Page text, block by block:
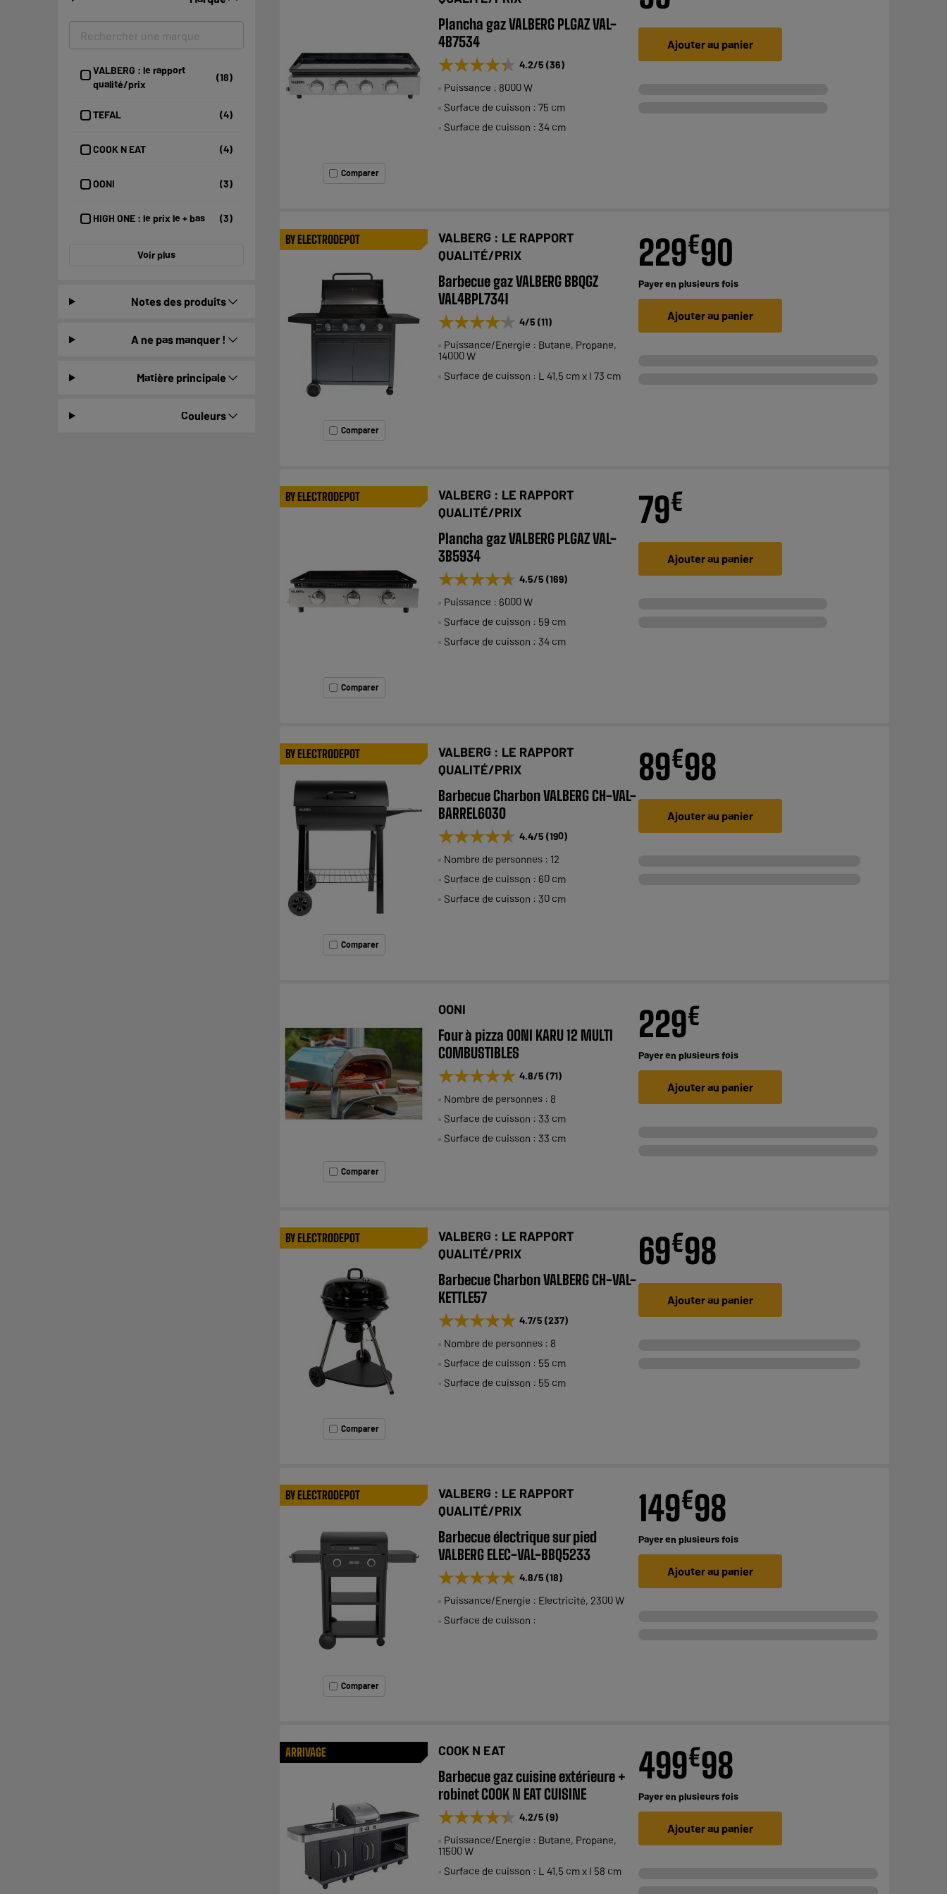
VALBERG : le rapport
qualité/prix
(18)
TEFAL (4)
COOK N EAT (4)
OONI (3)
HIGH ONE : le prix le + bas (3)
Voir plus
Notes des produits
A ne pas manquer !
Matière principale
Couleurs
Comparer
Plancha gaz VALBERG PLGAZ VAL-
4B7534
★★★★★
★★★★★ 4.2/5 (36)
Puissance : 8000 W
Surface de cuisson : 75 cm
Surface de cuisson : 34 cm
Ajouter au panier
BY ELECTRODEPOT
Comparer
VALBERG : LE RAPPORT
QUALITÉ/PRIX
Barbecue gaz VALBERG BBQGZ
VAL4BPL7341
★★★★★
★★★★★ 4/5 (11)
Puissance/Energie : Butane, Propane,
14000 W
Surface de cuisson : L 41,5 cm x I 73 cm
229€90
Payer en plusieurs fois
Ajouter au panier
BY ELECTRODEPOT
Comparer
VALBERG : LE RAPPORT
QUALITÉ/PRIX
Plancha gaz VALBERG PLGAZ VAL-
3B5934
★★★★★
★★★★★ 4.5/5 (169)
Puissance : 6000 W
Surface de cuisson : 59 cm
Surface de cuisson : 34 cm
79€
Ajouter au panier
BY ELECTRODEPOT
Comparer
VALBERG : LE RAPPORT
QUALITÉ/PRIX
Barbecue Charbon VALBERG CH-VAL-
BARREL6030
★★★★★
★★★★★ 4.4/5 (190)
Nombre de personnes : 12
Surface de cuisson : 60 cm
Surface de cuisson : 30 cm
89€98
Ajouter au panier
Comparer
OONI
Four à pizza OONI KARU 12 MULTI
COMBUSTIBLES
★★★★★
★★★★★ 4.8/5 (71)
Nombre de personnes : 8
Surface de cuisson : 33 cm
Surface de cuisson : 33 cm
229€
Payer en plusieurs fois
Ajouter au panier
BY ELECTRODEPOT
Comparer
VALBERG : LE RAPPORT
QUALITÉ/PRIX
Barbecue Charbon VALBERG CH-VAL-
KETTLE57
★★★★★
★★★★★ 4.7/5 (237)
Nombre de personnes : 8
Surface de cuisson : 55 cm
Surface de cuisson : 55 cm
69€98
Ajouter au panier
BY ELECTRODEPOT
Comparer
VALBERG : LE RAPPORT
QUALITÉ/PRIX
Barbecue électrique sur pied
VALBERG ELEC-VAL-BBQ5233
★★★★★
★★★★★ 4.8/5 (18)
Puissance/Energie : Electricité, 2300 W
Surface de cuisson :
149€98
Payer en plusieurs fois
Ajouter au panier
ARRIVAGE COOK N EAT
Barbecue gaz cuisine extérieure +
robinet COOK N EAT CUISINE
★★★★★
★★★★★ 4.2/5 (9)
Puissance/Energie : Butane, Propane,
11500 W
Surface de cuisson : L 41,5 cm x I 58 cm
499€98
Payer en plusieurs fois
Ajouter au panier